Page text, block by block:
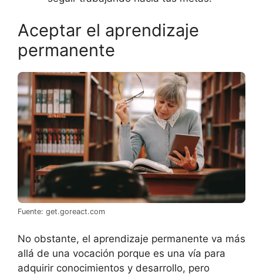
Aceptar el aprendizaje
permanente
Fuente: get.goreact.com
No obstante, el aprendizaje permanente va más
allá de una vocación porque es una vía para
adquirir conocimientos y desarrollo, pero